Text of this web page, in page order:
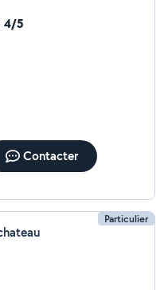
et proposer
4/5
Contacter
Particulier